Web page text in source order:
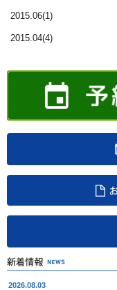
2015.06(1)
2015.04(4)
2026.08.03